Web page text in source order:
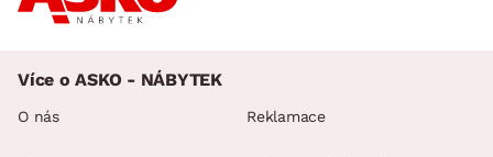
Více o ASKO - NÁBYTEK
O nás Reklamace